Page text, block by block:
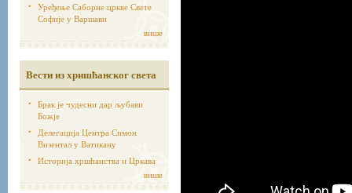
Уређење Саборне цркве Свете
Софије у Варшави
више
Вести из хришћанског света
Брак је чудесни дар љубави
Божје
Делегација Центра Симон
Визентал у Ватикану
Историја хршћанства и Цркава
више